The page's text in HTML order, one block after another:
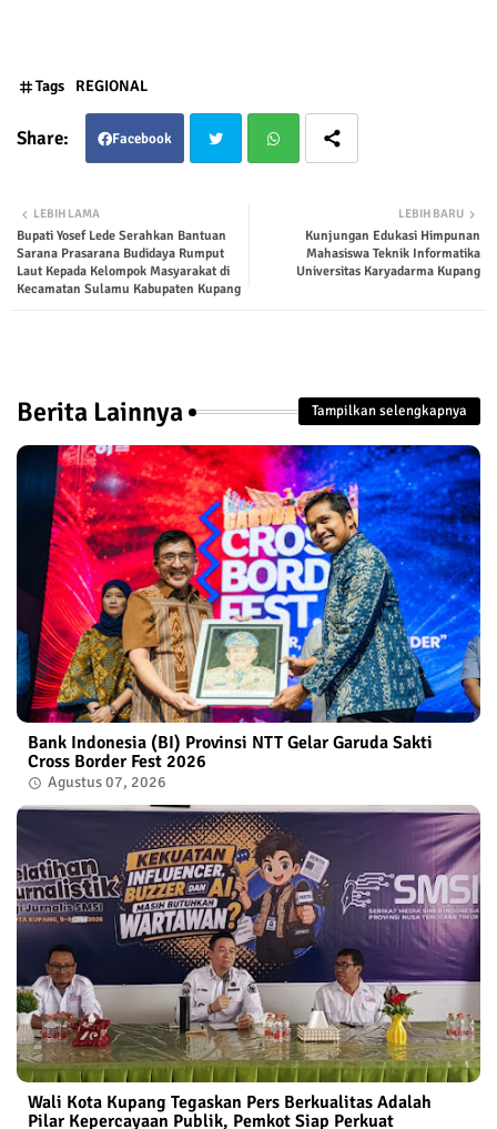
Tags REGIONAL
Facebook
ter
LEBIH BARU
Kunjungan Edukasi Himpunan
Mahasiswa Teknik Informatika
Universitas Karyadarma Kupang
LEBIH LAMA
Bupati Yosef Lede Serahkan Bantuan
Sarana Prasarana Budidaya Rumput
Laut Kepada Kelompok Masyarakat di
Kecamatan Sulamu Kabupaten Kupang
Berita Lainnya Tampilkan selengkapnya
Bank Indonesia (BI) Provinsi NTT Gelar Garuda Sakti
Cross Border Fest 2026
Agustus 07, 2026
Wali Kota Kupang Tegaskan Pers Berkualitas Adalah
Pilar Kepercayaan Publik, Pemkot Siap Perkuat